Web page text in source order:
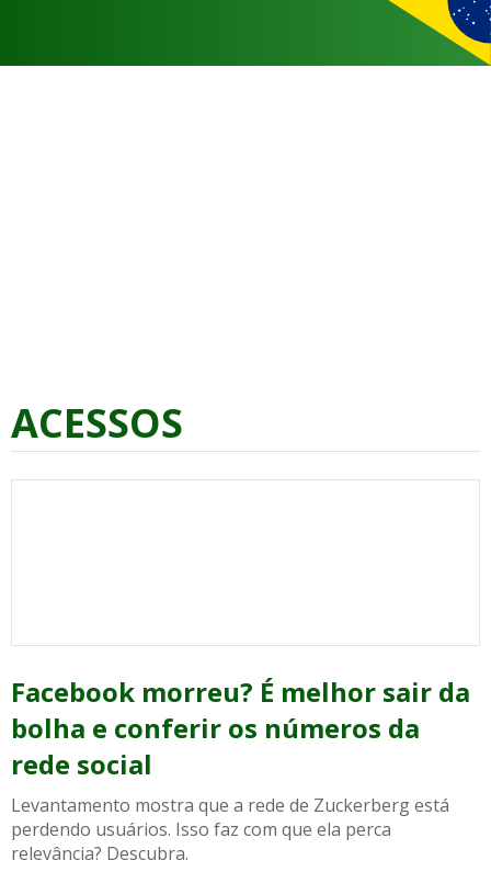
ACESSOS
Facebook morreu? É melhor sair da
bolha e conferir os números da
rede social
Levantamento mostra que a rede de Zuckerberg está
perdendo usuários. Isso faz com que ela perca
relevância? Descubra.